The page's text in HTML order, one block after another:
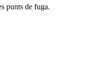
punts de fuga.